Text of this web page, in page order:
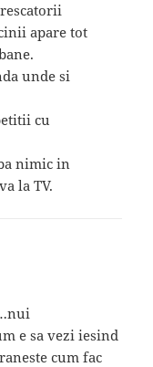
apare tot
unde si
cu
nimic in
la TV.
e sa vezi iesind
cum fac